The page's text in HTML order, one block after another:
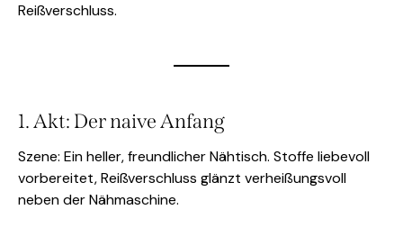
Reißverschluss.
1. Akt: Der naive Anfang
Szene: Ein heller, freundlicher Nähtisch. Stoffe liebevoll
vorbereitet, Reißverschluss glänzt verheißungsvoll
neben der Nähmaschine.